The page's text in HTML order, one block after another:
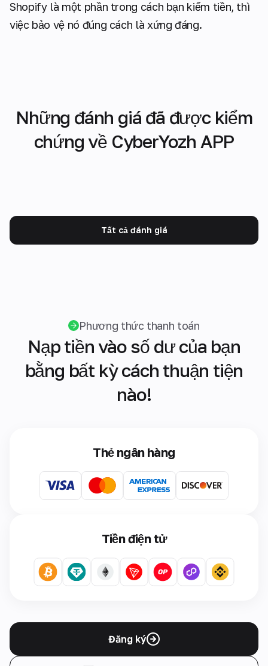
Shopify là một phần trong cách bạn kiếm tiền, thì
việc bảo vệ nó đúng cách là xứng đáng.
Những đánh giá đã được kiểm
chứng về CyberYozh APP
Tất cả đánh giá
Phương thức thanh toán
Nạp tiền vào số dư của bạn
bằng bất kỳ cách thuận tiện
nào!
Thẻ ngân hàng
Tiền điện tử
Đăng ký